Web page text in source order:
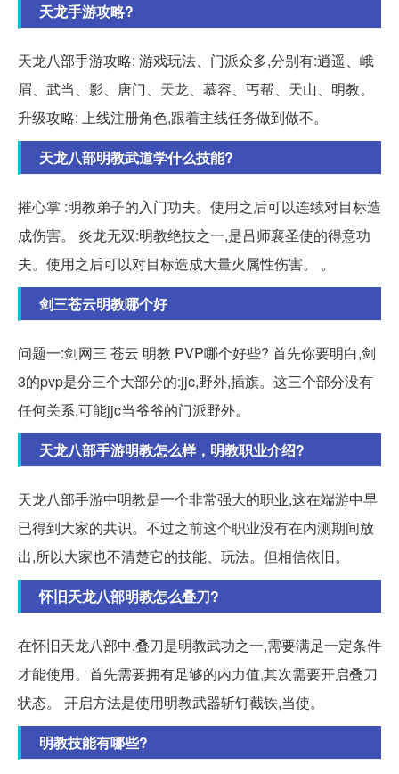
天龙手游攻略?
天龙八部手游攻略: 游戏玩法、门派众多,分别有:逍遥、峨
眉、武当、影、唐门、天龙、慕容、丐帮、天山、明教。
升级攻略: 上线注册角色,跟着主线任务做到做不。
天龙八部明教武道学什么技能?
摧心掌 :明教弟子的入门功夫。使用之后可以连续对目标造
成伤害。 炎龙无双:明教绝技之一,是吕师襄圣使的得意功
夫。使用之后可以对目标造成大量火属性伤害。 。
剑三苍云明教哪个好
问题一:剑网三 苍云 明教 PVP哪个好些? 首先你要明白,剑
3的pvp是分三个大部分的:jjc,野外,插旗。这三个部分没有
任何关系,可能jjc当爷爷的门派野外。
天龙八部手游明教怎么样，明教职业介绍?
天龙八部手游中明教是一个非常强大的职业,这在端游中早
已得到大家的共识。不过之前这个职业没有在内测期间放
出,所以大家也不清楚它的技能、玩法。但相信依旧。
怀旧天龙八部明教怎么叠刀?
在怀旧天龙八部中,叠刀是明教武功之一,需要满足一定条件
才能使用。首先需要拥有足够的内力值,其次需要开启叠刀
状态。 开启方法是使用明教武器斩钉截铁,当使。
明教技能有哪些?